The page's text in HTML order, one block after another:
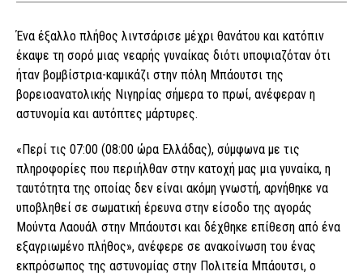
Ένα έξαλλο πλήθος λιντσάρισε μέχρι θανάτου και κατόπιν
έκαψε τη σορό μιας νεαρής γυναίκας διότι υποψιαζόταν ότι
ήταν βομβίστρια-καμικάζι στην πόλη Μπάουτσι της
βορειοανατολικής Νιγηρίας σήμερα το πρωί, ανέφεραν η
αστυνομία και αυτόπτες μάρτυρες.
«Περί τις 07:00 (08:00 ώρα Ελλάδας), σύμφωνα με τις
πληροφορίες που περιήλθαν στην κατοχή μας μια γυναίκα, η
ταυτότητα της οποίας δεν είναι ακόμη γνωστή, αρνήθηκε να
υποβληθεί σε σωματική έρευνα στην είσοδο της αγοράς
Μούντα Λαουάλ στην Μπάουτσι και δέχθηκε επίθεση από ένα
εξαγριωμένο πλήθος», ανέφερε σε ανακοίνωση του ένας
εκπρόσωπος της αστυνομίας στην Πολιτεία Μπάουτσι, ο